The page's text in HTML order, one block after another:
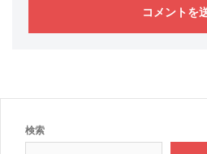
検索